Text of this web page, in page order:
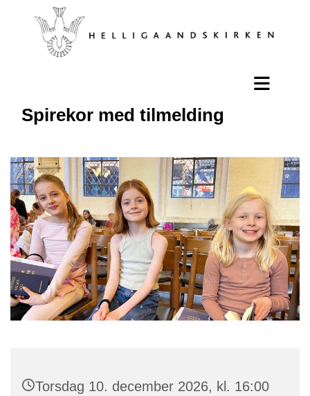
Spirekor med tilmelding
Torsdag 10. december 2026, kl. 16:00